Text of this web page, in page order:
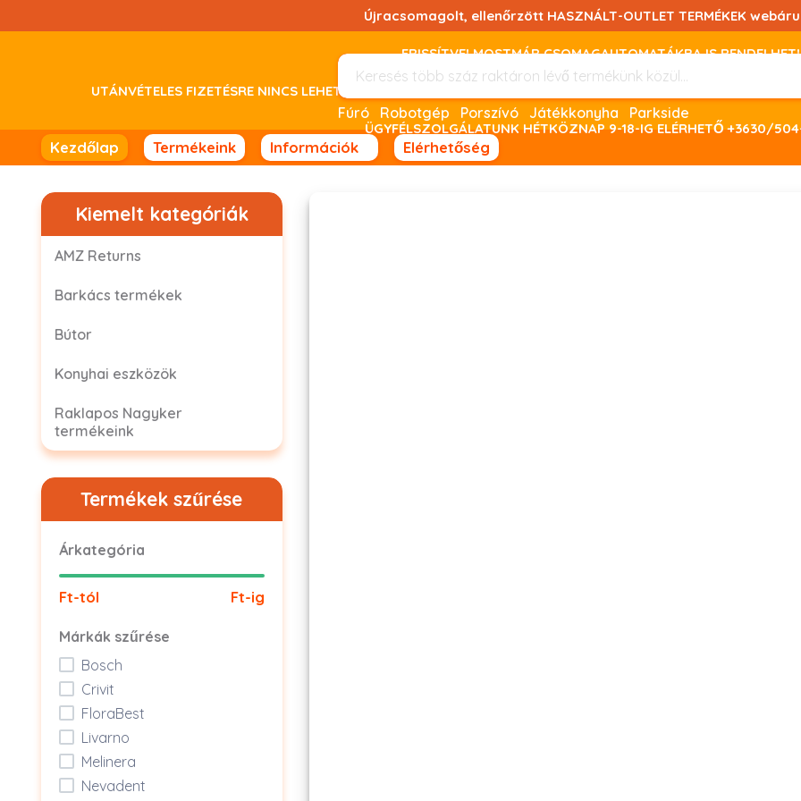
a
Újracsomagolt, ellenőrzött HASZNÁLT-OUTLET TERMÉKEK
FRISSÍTVE! MOSTMÁR CSOMAGAUTOMATÁKBA IS RENDELHET!
UTÁNVÉTELES FIZETÉSRE NINCS LEHETŐSÉG! FIZETNI ONLINE BANKKÁRTYÁVAL LEHETSÉGES, SZÜKSÉG
ÜGYFÉLSZOLGÁLATUNK HÉTKÖZNAP 9-18-IG ELÉRHETŐ +3630/
Fúró Robotgép Porszívó Játékkonyha Parkside
Kezdőlap Termékeink Információk Elérhetőség
Kiemelt kategóriák
AMZ Returns
Barkács termékek
Bútor
Konyhai eszközök
Raklapos Nagyker
termékeink
Termékek szűrése
Árkategória
Ft-tól Ft-ig
Márkák szűrése
Bosch
Crivit
FloraBest
Livarno
Melinera
Nevadent